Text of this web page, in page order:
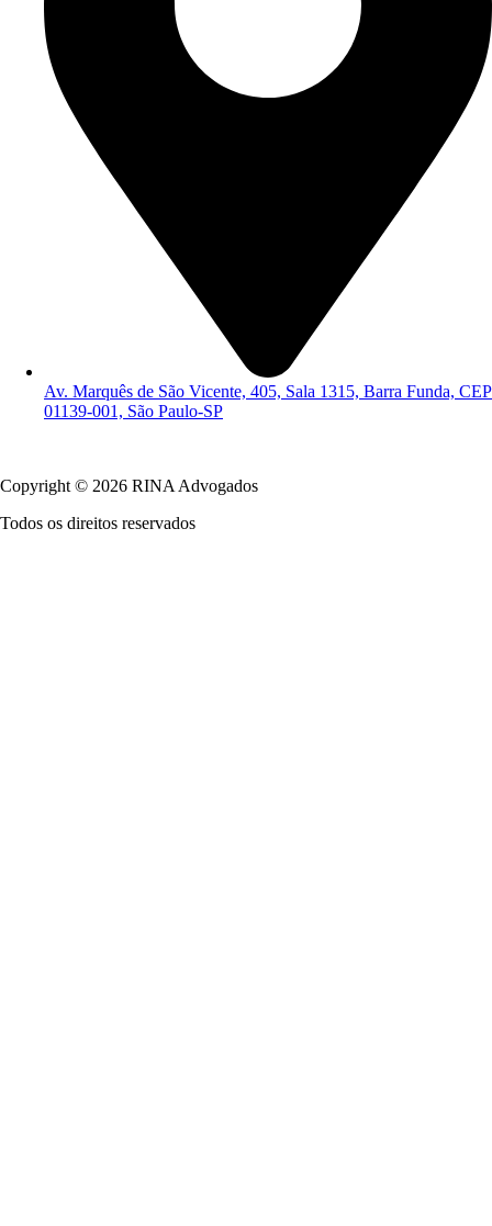
Av. Marquês de São Vicente, 405, Sala 1315, Barra Funda, CEP
01139-001, São Paulo-SP
Copyright © 2026 RINA Advogados
Todos os direitos reservados